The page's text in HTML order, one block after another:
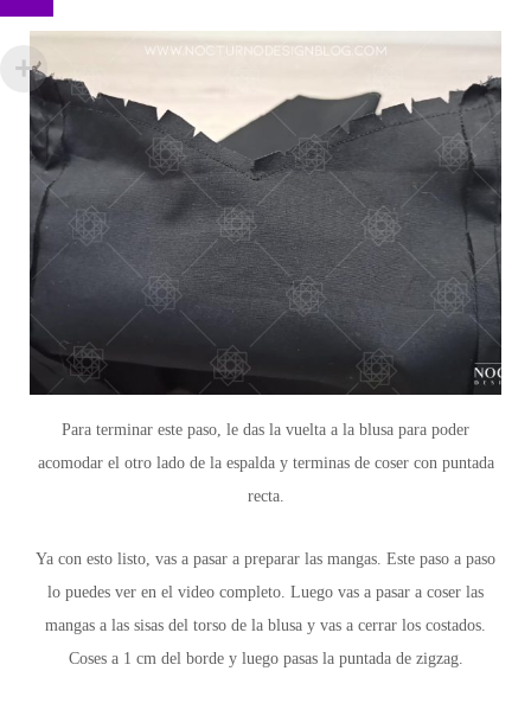
Para terminar este paso, le das la vuelta a la blusa para poder
acomodar el otro lado de la espalda y terminas de coser con puntada
recta.
Ya con esto listo, vas a pasar a preparar las mangas. Este paso a paso
lo puedes ver en el video completo. Luego vas a pasar a coser las
mangas a las sisas del torso de la blusa y vas a cerrar los costados.
Coses a 1 cm del borde y luego pasas la puntada de zigzag.